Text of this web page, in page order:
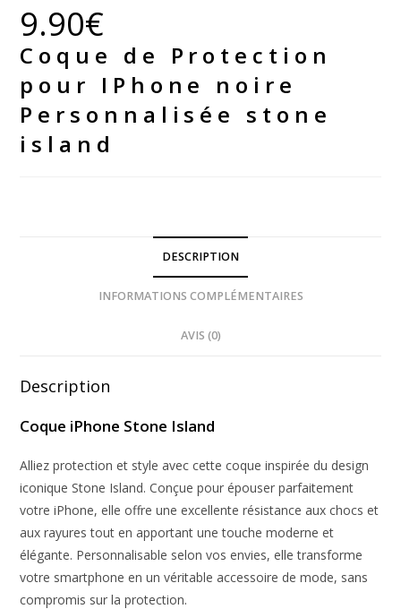
de
Protection
pour
noire
Personnalisée
stone
9.90€
Coque de Protection
pour IPhone noire
Personnalisée stone
island
DESCRIPTION
INFORMATIONS COMPLÉMENTAIRES
AVIS (0)
Description
Coque iPhone Stone Island
Alliez protection et style avec cette coque inspirée du design
iconique Stone Island. Conçue pour épouser parfaitement
votre iPhone, elle offre une excellente résistance aux chocs et
aux rayures tout en apportant une touche moderne et
élégante. Personnalisable selon vos envies, elle transforme
votre smartphone en un véritable accessoire de mode, sans
compromis sur la protection.